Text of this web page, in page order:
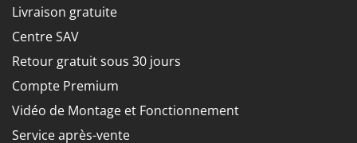
Postes à souder
Poussoirs à saucisse
Presses à pellets
Pressoirs à fruits
Pressoirs à Raisin
Gipeco
Girmi
GRAEF
Gre
GreenBay
Greenworks
Livraison gratuite
Centre SAV
Retour gratuit sous 30 jours
Compte Premium
Vidéo de Montage et Fonctionnement
Service après-vente